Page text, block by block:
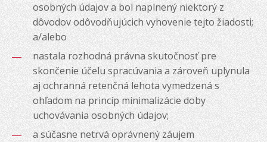
osobných údajov a bol naplnený niektorý z
dôvodov odôvodňujúcich vyhovenie tejto žiadosti;
a/alebo
nastala rozhodná právna skutočnosť pre
skončenie účelu spracúvania a zároveň uplynula
aj ochranná retenčná lehota vymedzená s
ohľadom na princíp minimalizácie doby
uchovávania osobných údajov;
a súčasne netrvá oprávnený záujem